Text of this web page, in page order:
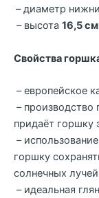
– диаметр
– высота 16,5
Свойства
– европейское
– производство
придаёт горшку
–
горшку
солнечных
– идеальная